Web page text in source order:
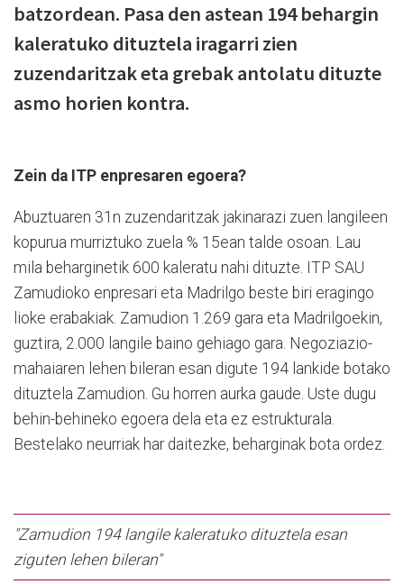
batzordean. Pasa den astean 194 behargin
kaleratuko dituztela iragarri zien
zuzendaritzak eta grebak antolatu dituzte
asmo horien kontra.
Zein da ITP enpresaren egoera?
Abuztuaren 31n zuzendaritzak jakinarazi zuen langileen
kopurua murriztuko zuela % 15ean talde osoan. Lau
mila beharginetik 600 kaleratu nahi dituzte. ITP SAU
Zamudioko enpresari eta Madrilgo beste biri eragingo
lioke erabakiak. Zamudion 1.269 gara eta Madrilgoekin,
guztira, 2.000 langile baino gehiago gara. Negoziazio-
mahaiaren lehen bileran esan digute 194 lankide botako
dituztela Zamudion. Gu horren aurka gaude. Uste dugu
behin-behineko egoera dela eta ez estrukturala.
Bestelako neurriak har daitezke, beharginak bota ordez.
"Zamudion 194 langile kaleratuko dituztela esan
ziguten lehen bileran"